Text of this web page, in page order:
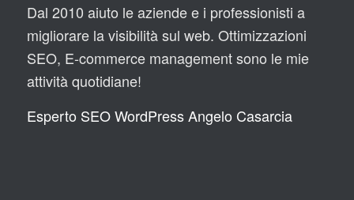
Dal 2010 aiuto le aziende e i professionisti a
migliorare la visibilità sul web. Ottimizzazioni
SEO, E-commerce management sono le mie
attività quotidiane!
Esperto SEO WordPress Angelo Casarcia